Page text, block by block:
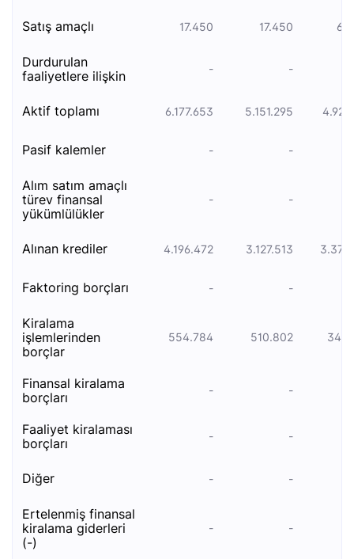
satış amaçlı 17.450 17.450
durdurulan
faaliyetlere i̇lişkin
- -
akti̇f toplami 6.177.653 5.151.295
pasi̇f kalemler - -
alim satim amaçli
türev fi̇nansal
yükümlülükler
- -
alinan kredi̇ler 4.196.472 3.127.513
faktori̇ng borçlari - -
ki̇ralama
i̇şlemleri̇nden
borçlar
554.784 510.802
finansal kiralama
borçları
- -
faaliyet kiralaması
borçları
- -
diğer - -
ertelenmiş finansal
kiralama giderleri
(-)
- -